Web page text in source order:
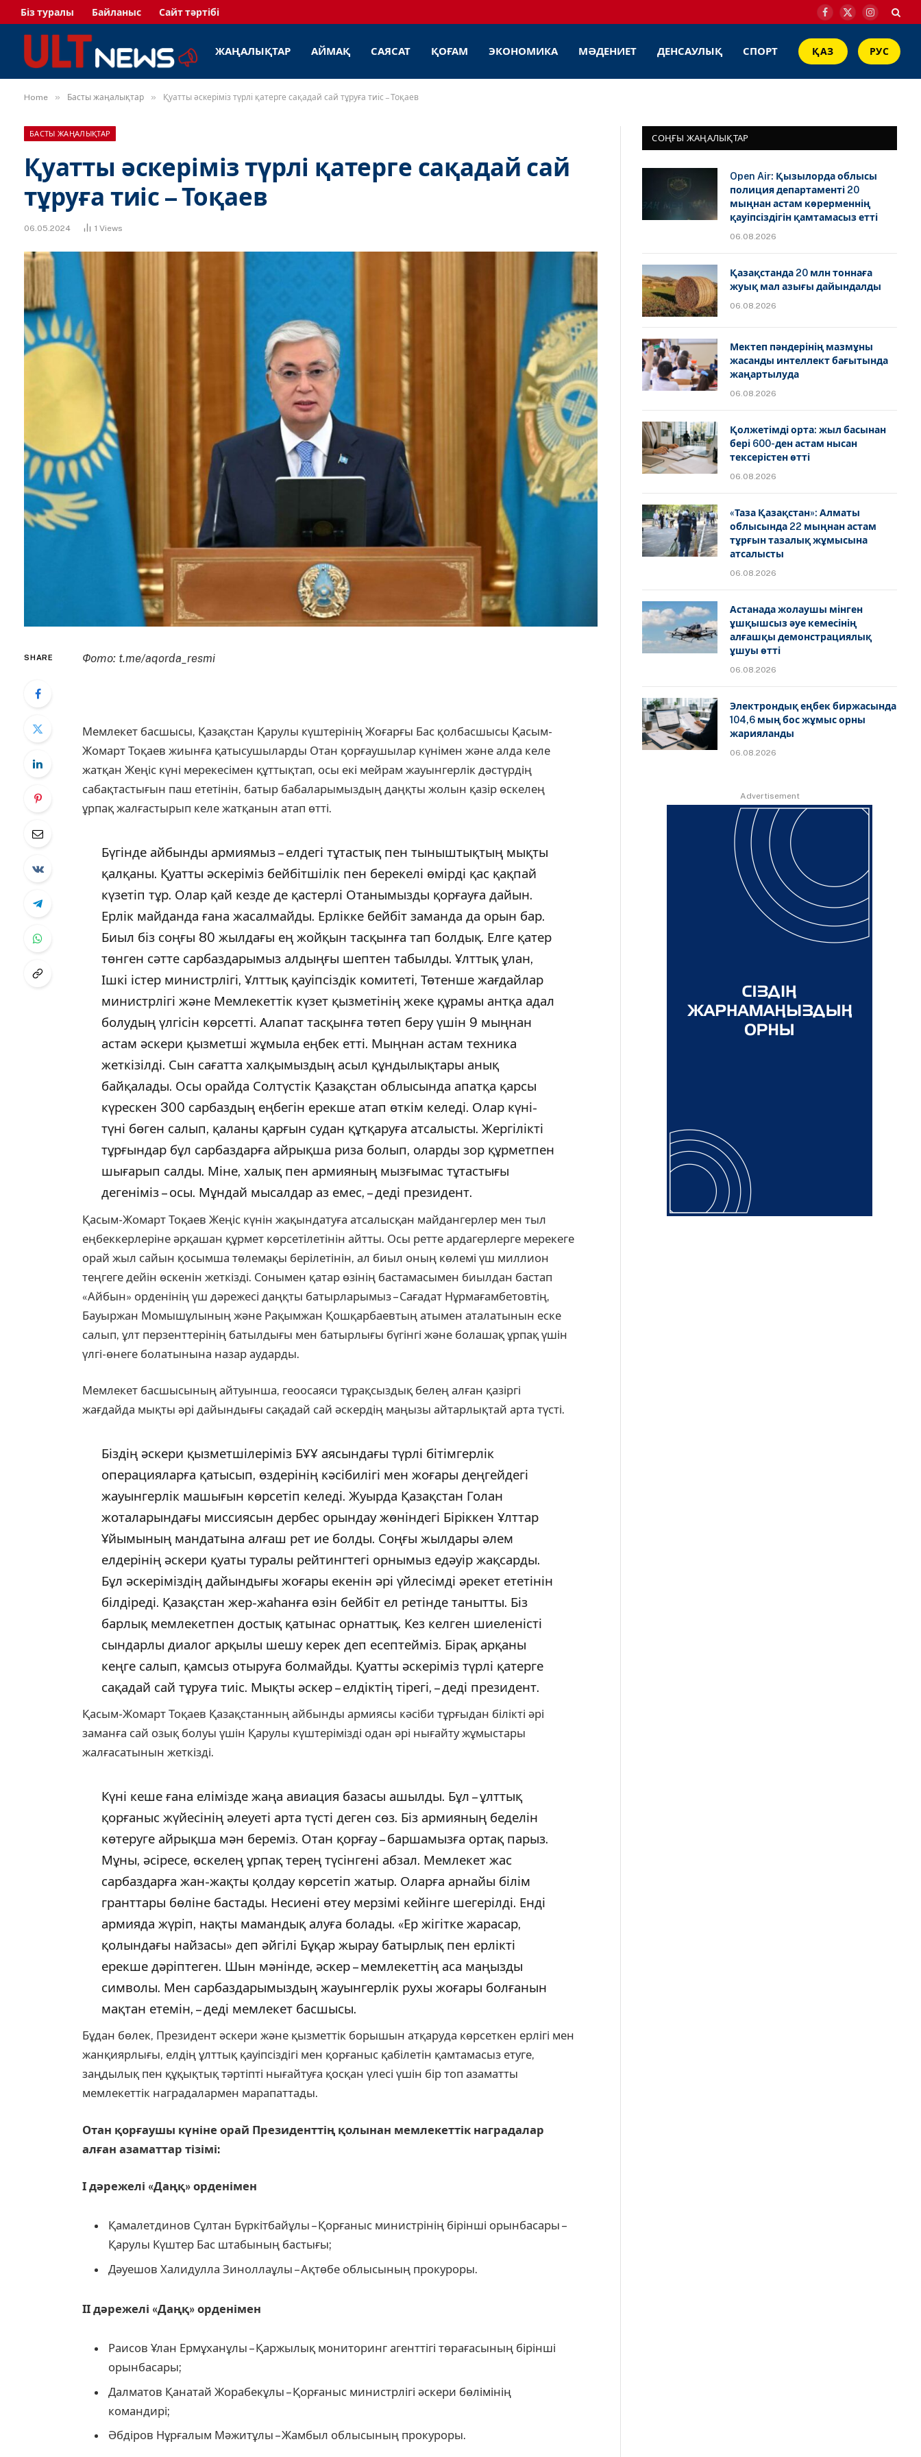
Біз туралы Байланыс Сайт тәртібі
Facebook
X
Instagram
ЖАҢАЛЫҚТАР АЙМАҚ САЯСАТ ҚОҒАМ ЭКОНОМИКА МӘДЕНИЕТ ДЕНСАУЛЫҚ СПОРТ ҚАЗ РУС
Home » Басты жаңалықтар » Қуатты әскеріміз түрлі қатерге сақадай сай тұруға тиіс – Тоқаев
БАСТЫ ЖАҢАЛЫҚТАР
Қуатты әскеріміз түрлі қатерге сақадай сай
тұруға тиіс – Тоқаев
06.05.2024 1 Views
SHARE Фото: t.me/aqorda_resmi
Мемлекет басшысы, Қазақстан Қарулы күштерінің Жоғарғы Бас қолбасшысы Қасым-
Жомарт Тоқаев жиынға қатысушыларды Отан қорғаушылар күнімен және алда келе
жатқан Жеңіс күні мерекесімен құттықтап, осы екі мейрам жауынгерлік дәстүрдің
сабақтастығын паш ететінін, батыр бабаларымыздың даңқты жолын қазір өскелең
ұрпақ жалғастырып келе жатқанын атап өтті.
Бүгінде айбынды армиямыз – елдегі тұтастық пен тыныштықтың мықты
қалқаны. Қуатты әскеріміз бейбітшілік пен берекелі өмірді қас қақпай
күзетіп тұр. Олар қай кезде де қастерлі Отанымызды қорғауға дайын.
Ерлік майданда ғана жасалмайды. Ерлікке бейбіт заманда да орын бар.
Биыл біз соңғы 80 жылдағы ең жойқын тасқынға тап болдық. Елге қатер
төнген сәтте сарбаздарымыз алдыңғы шептен табылды. Ұлттық ұлан,
Ішкі істер министрлігі, Ұлттық қауіпсіздік комитеті, Төтенше жағдайлар
министрлігі және Мемлекеттік күзет қызметінің жеке құрамы антқа адал
болудың үлгісін көрсетті. Алапат тасқынға төтеп беру үшін 9 мыңнан
астам әскери қызметші жұмыла еңбек етті. Мыңнан астам техника
жеткізілді. Сын сағатта халқымыздың асыл құндылықтары анық
байқалады. Осы орайда Солтүстік Қазақстан облысында апатқа қарсы
күрескен 300 сарбаздың еңбегін ерекше атап өткім келеді. Олар күні-
түні бөген салып, қаланы қарғын судан құтқаруға атсалысты. Жергілікті
тұрғындар бұл сарбаздарға айрықша риза болып, оларды зор құрметпен
шығарып салды. Міне, халық пен армияның мызғымас тұтастығы
дегеніміз – осы. Мұндай мысалдар аз емес, – деді президент.
Қасым-Жомарт Тоқаев Жеңіс күнін жақындатуға атсалысқан майдангерлер мен тыл
еңбеккерлеріне әрқашан құрмет көрсетілетінін айтты. Осы ретте ардагерлерге мерекеге
орай жыл сайын қосымша төлемақы берілетінін, ал биыл оның көлемі үш миллион
теңгеге дейін өскенін жеткізді. Сонымен қатар өзінің бастамасымен биылдан бастап
«Айбын» орденінің үш дәрежесі даңқты батырларымыз – Сағадат Нұрмағамбетовтің,
Бауыржан Момышұлының және Рақымжан Қошқарбаевтың атымен аталатынын еске
салып, ұлт перзенттерінің батылдығы мен батырлығы бүгінгі және болашақ ұрпақ үшін
үлгі-өнеге болатынына назар аударды.
Мемлекет басшысының айтуынша, геоосаяси тұрақсыздық белең алған қазіргі
жағдайда мықты әрі дайындығы сақадай сай әскердің маңызы айтарлықтай арта түсті.
Біздің әскери қызметшілеріміз БҰҰ аясындағы түрлі бітімгерлік
операцияларға қатысып, өздерінің кәсібилігі мен жоғары деңгейдегі
жауынгерлік машығын көрсетіп келеді. Жуырда Қазақстан Голан
жоталарындағы миссиясын дербес орындау жөніндегі Біріккен Ұлттар
Ұйымының мандатына алғаш рет ие болды. Соңғы жылдары әлем
елдерінің әскери қуаты туралы рейтингтегі орнымыз едәуір жақсарды.
Бұл әскеріміздің дайындығы жоғары екенін әрі үйлесімді әрекет ететінін
білдіреді. Қазақстан жер-жаһанға өзін бейбіт ел ретінде танытты. Біз
барлық мемлекетпен достық қатынас орнаттық. Кез келген шиеленісті
сындарлы диалог арқылы шешу керек деп есептейміз. Бірақ арқаны
кеңге салып, қамсыз отыруға болмайды. Қуатты әскеріміз түрлі қатерге
сақадай сай тұруға тиіс. Мықты әскер – елдіктің тірегі, – деді президент.
Қасым-Жомарт Тоқаев Қазақстанның айбынды армиясы кәсіби тұрғыдан білікті әрі
заманға сай озық болуы үшін Қарулы күштерімізді одан әрі нығайту жұмыстары
жалғасатынын жеткізді.
Күні кеше ғана елімізде жаңа авиация базасы ашылды. Бұл – ұлттық
қорғаныс жүйесінің әлеуеті арта түсті деген сөз. Біз армияның беделін
көтеруге айрықша мән береміз. Отан қорғау – баршамызға ортақ парыз.
Мұны, әсіресе, өскелең ұрпақ терең түсінгені абзал. Мемлекет жас
сарбаздарға жан-жақты қолдау көрсетіп жатыр. Оларға арнайы білім
гранттары бөліне бастады. Несиені өтеу мерзімі кейінге шегерілді. Енді
армияда жүріп, нақты мамандық алуға болады. «Ер жігітке жарасар,
қолындағы найзасы» деп әйгілі Бұқар жырау батырлық пен ерлікті
ерекше дәріптеген. Шын мәнінде, әскер – мемлекеттің аса маңызды
символы. Мен сарбаздарымыздың жауынгерлік рухы жоғары болғанын
мақтан етемін, – деді мемлекет басшысы.
Бұдан бөлек, Президент әскери және қызметтік борышын атқаруда көрсеткен ерлігі мен
жанқиярлығы, елдің ұлттық қауіпсіздігі мен қорғаныс қабілетін қамтамасыз етуге,
заңдылық пен құқықтық тәртіпті нығайтуға қосқан үлесі үшін бір топ азаматты
мемлекеттік наградалармен марапаттады.
Отан қорғаушы күніне орай Президенттің қолынан мемлекеттік наградалар
алған азаматтар тізімі:
І дәрежелі «Даңқ» орденімен
Қамалетдинов Сұлтан Бүркітбайұлы – Қорғаныс министрінің бірінші орынбасары –
Қарулы Күштер Бас штабының бастығы;
Дәуешов Халидулла Зиноллаұлы – Ақтөбе облысының прокуроры.
ІІ дәрежелі «Даңқ» орденімен
Раисов Ұлан Ермұханұлы – Қаржылық мониторинг агенттігі төрағасының бірінші
орынбасары;
Далматов Қанатай Жорабекұлы – Қорғаныс министрлігі әскери бөлімінің
командирі;
Әбдіров Нұрғалым Мәжитұлы – Жамбыл облысының прокуроры.
СОҢҒЫ ЖАҢАЛЫҚТАР
Open Air: Қызылорда облысы
полиция департаменті 20
мыңнан астам көрерменнің
қауіпсіздігін қамтамасыз етті
06.08.2026
Қазақстанда 20 млн тоннаға
жуық мал азығы дайындалды
06.08.2026
Мектеп пәндерінің мазмұны
жасанды интеллект бағытында
жаңартылуда
06.08.2026
Қолжетімді орта: жыл басынан
бері 600-ден астам нысан
тексерістен өтті
06.08.2026
«Таза Қазақстан»: Алматы
облысында 22 мыңнан астам
тұрғын тазалық жұмысына
атсалысты
06.08.2026
Астанада жолаушы мінген
ұшқышсыз әуе кемесінің
алғашқы демонстрациялық
ұшуы өтті
06.08.2026
Электрондық еңбек биржасында
104,6 мың бос жұмыс орны
жарияланды
06.08.2026
Advertisement